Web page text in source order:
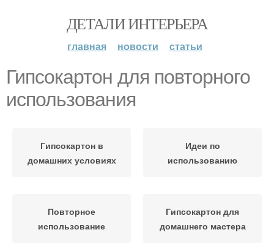
ДЕТАЛИ ИНТЕРЬЕРА
главная новости статьи
Гипсокартон для повторного
использования
Гипсокартон в
домашних условиях
Идеи по
использованию
Повторное
использование
Гипсокартон для
домашнего мастера